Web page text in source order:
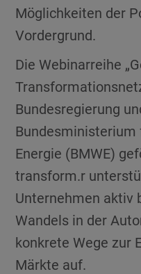
Möglichkeiten der
Vordergrund.
Die Webinarreihe
Bundesregierung
Energie (BMWE)
transform.r
Unternehmen aktiv
Wandels in der
konkrete Wege zur
Märkte auf.